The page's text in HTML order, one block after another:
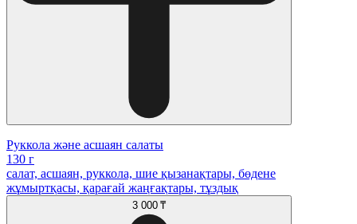
Руккола және асшаян салаты
130 г
салат, асшаян, руккола, шие қызанақтары, бөдене
жұмыртқасы, қарағай жаңғақтары, тұздық
3 000 ₸